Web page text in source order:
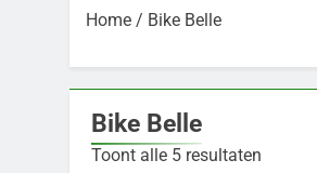
Home / Bike Belle
Bike Belle
Toont alle 5 resultaten